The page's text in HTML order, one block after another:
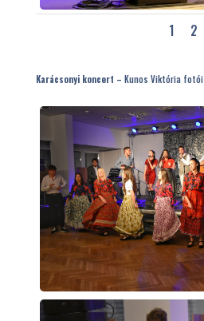
1 2
Karácsonyi koncert – Kunos Viktória fotói